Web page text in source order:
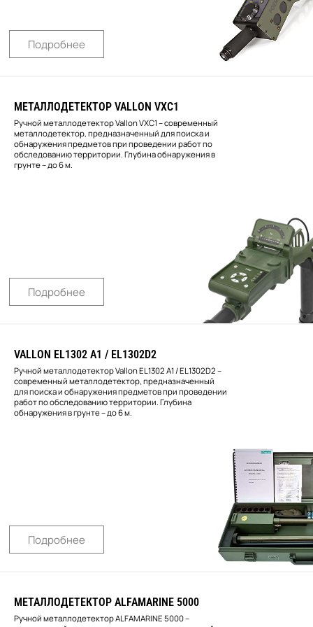
Подробнее
МЕТАЛЛОДЕТЕКТОР VALLON VXС1
Ручной металлодетектор Vallon VXC1 – современный
металлодетектор, предназначенный для поиска и
обнаружения предметов при проведении работ по
обследованию территории. Глубина обнаружения в
грунте – до 6 м.
Подробнее
VALLON EL1302 А1 / EL1302D2
Ручной металлодетектор Vallon EL1302 А1 / EL1302D2 –
современный металлодетектор, предназначенный
для поиска и обнаружения предметов при проведении
работ по обследованию территории. Глубина
обнаружения в грунте – до 6 м.
Подробнее
МЕТАЛЛОДЕТЕКТОР ALFAMARINE 5000
Ручной металлодетектор ALFAMARINE 5000 –